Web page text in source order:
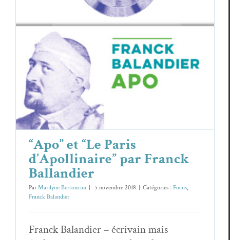
Franck Ballandier
Focus Franck Balandier
“Apo” et “Le Paris
d’Apollinaire” par Franck
Ballandier
ParMarilyne Bertoncini 5 novembre 2018 Catégories : Focus,
Franck Balandier
Franck Balandier – écrivain mais